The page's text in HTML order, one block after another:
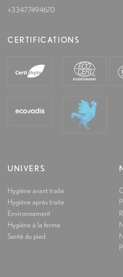
+33477494670
CERTIFICATIONS
UNIVERS
Hygiène avant traite
Hygiène après traite
Environnement
Hygiène à la ferme
Santé du pied